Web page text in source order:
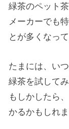
緑茶のペット
メーカーでも
とが多くなって
たまには、い
緑茶を試して
もしかしたら
かるかもしれま